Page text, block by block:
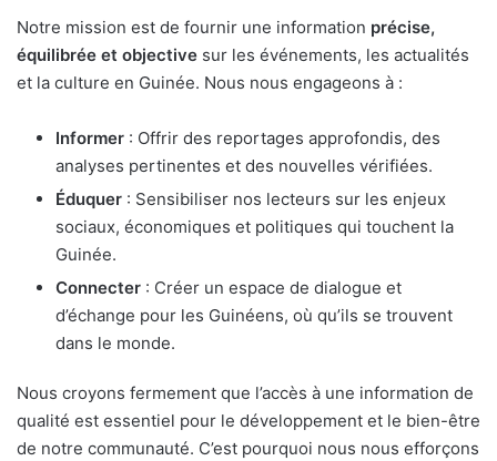
Notre mission est de fournir une information précise,
équilibrée et objective sur les événements, les actualités
et la culture en Guinée. Nous nous engageons à :
Informer : Offrir des reportages approfondis, des
analyses pertinentes et des nouvelles vérifiées.
Éduquer : Sensibiliser nos lecteurs sur les enjeux
sociaux, économiques et politiques qui touchent la
Guinée.
Connecter : Créer un espace de dialogue et
d’échange pour les Guinéens, où qu’ils se trouvent
dans le monde.
Nous croyons fermement que l’accès à une information de
qualité est essentiel pour le développement et le bien-être
de notre communauté. C’est pourquoi nous nous efforçons